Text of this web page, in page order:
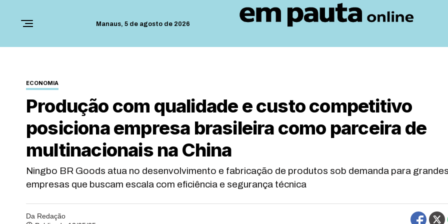
Manaus, 5 de agosto de 2026
ECONOMIA
Produção com qualidade e custo competitivo
posiciona empresa brasileira como parceira de
multinacionais na China
Ningbo BR Goods atua no desenvolvimento e fabricação de produtos sob demanda para
empresas que buscam escala com eficiência e segurança técnica
Da Redação